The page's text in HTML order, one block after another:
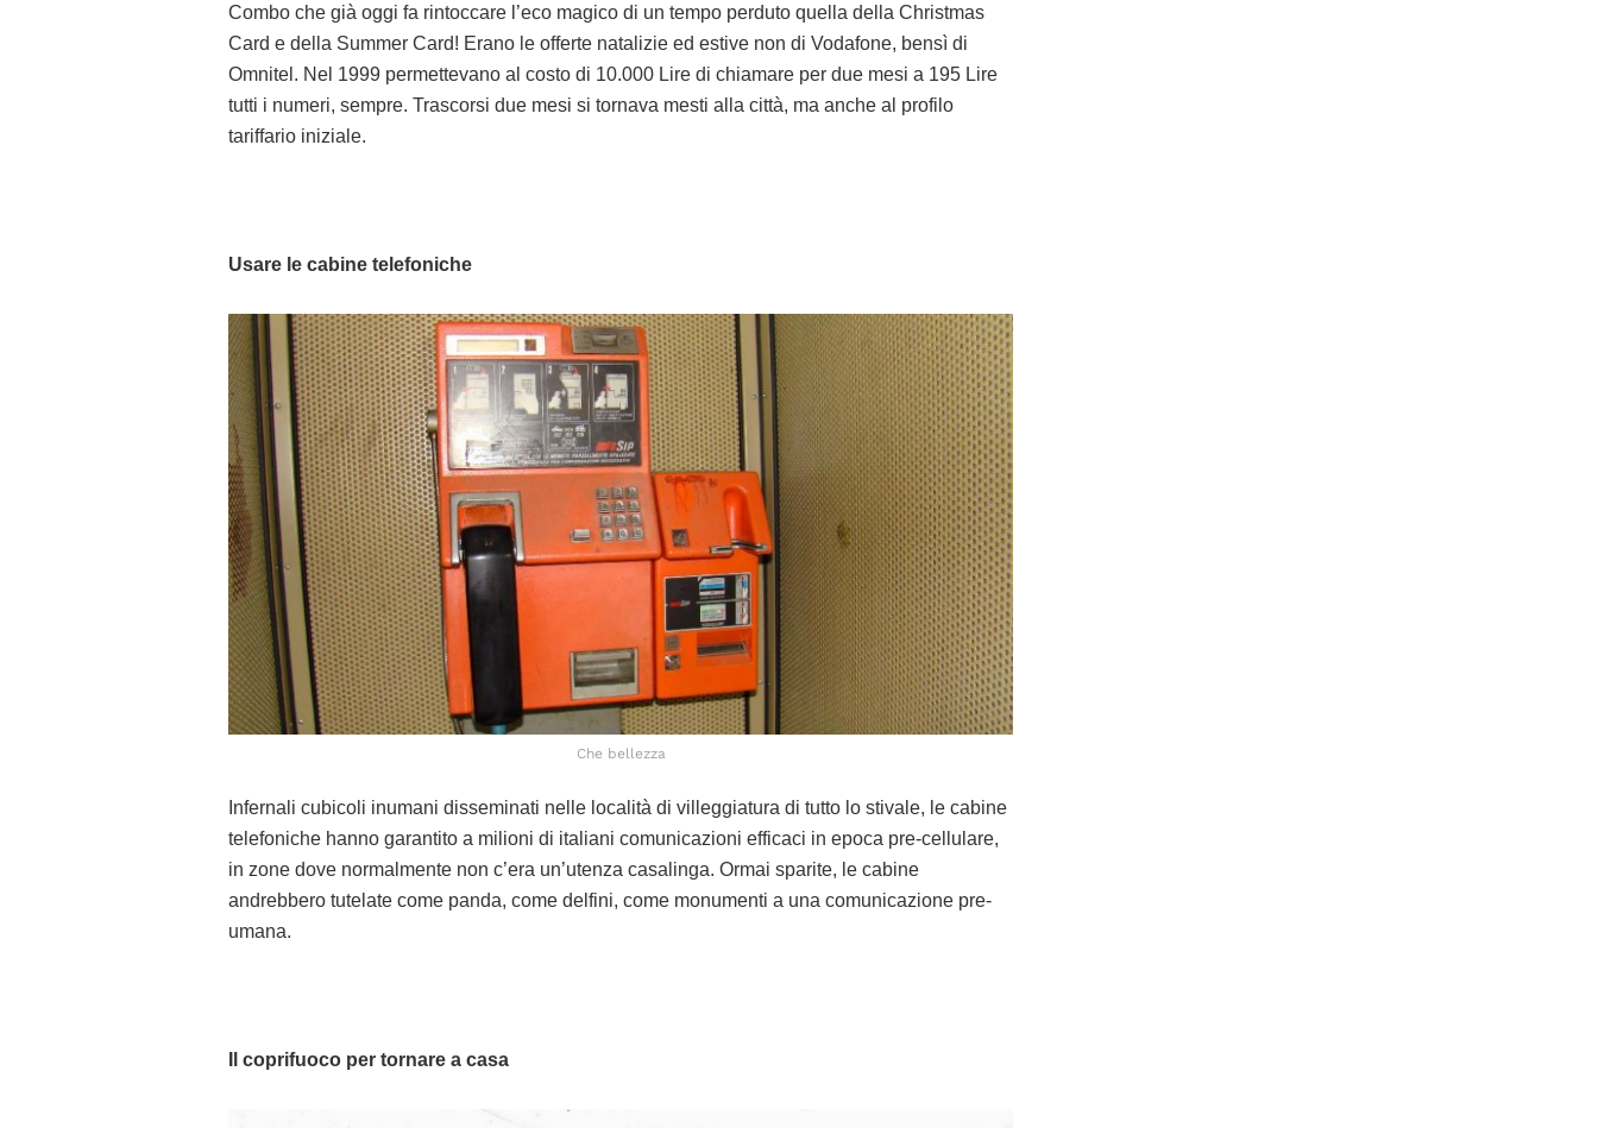
Combo che già oggi fa rintoccare l’eco magico di un tempo perduto quella della Christmas
Card e della Summer Card! Erano le offerte natalizie ed estive non di Vodafone, bensì di
Omnitel. Nel 1999 permettevano al costo di 10.000 Lire di chiamare per due mesi a 195 Lire
tutti i numeri, sempre. Trascorsi due mesi si tornava mesti alla città, ma anche al profilo
tariffario iniziale.
Usare le cabine telefoniche
Che bellezza
Infernali cubicoli inumani disseminati nelle località di villeggiatura di tutto lo stivale, le cabine
telefoniche hanno garantito a milioni di italiani comunicazioni efficaci in epoca pre-cellulare,
in zone dove normalmente non c’era un’utenza casalinga. Ormai sparite, le cabine
andrebbero tutelate come panda, come delfini, come monumenti a una comunicazione pre-
umana.
Il coprifuoco per tornare a casa